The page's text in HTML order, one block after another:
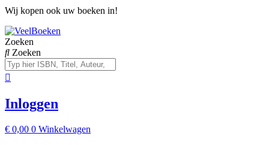
Wij kopen ook uw boeken in!
Zoeken
Zoeken
Inloggen
€ 0,00 0 Winkelwagen